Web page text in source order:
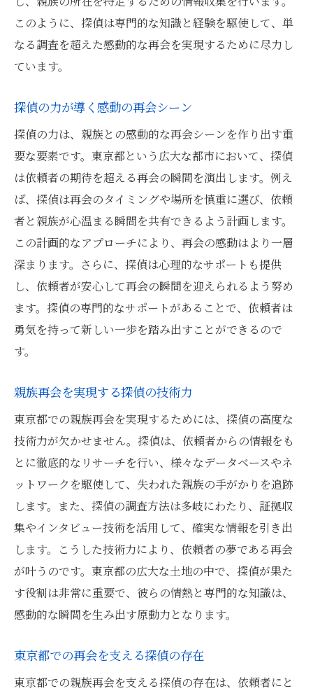
このように、探偵は専門的な知識と経験を駆使して、単
なる調査を超えた感動的な再会を実現するために尽力し
ています。
探偵の力が導く感動の再会シーン
探偵の力は、親族との感動的な再会シーンを作り出す重
要な要素です。東京都という広大な都市において、探偵
は依頼者の期待を超える再会の瞬間を演出します。例え
ば、探偵は再会のタイミングや場所を慎重に選び、依頼
者と親族が心温まる瞬間を共有できるよう計画します。
この計画的なアプローチにより、再会の感動はより一層
深まります。さらに、探偵は心理的なサポートも提供
し、依頼者が安心して再会の瞬間を迎えられるよう努め
ます。探偵の専門的なサポートがあることで、依頼者は
勇気を持って新しい一歩を踏み出すことができるので
す。
親族再会を実現する探偵の技術力
東京都での親族再会を実現するためには、探偵の高度な
技術力が欠かせません。探偵は、依頼者からの情報をも
とに徹底的なリサーチを行い、様々なデータベースやネ
ットワークを駆使して、失われた親族の手がかりを追跡
します。また、探偵の調査方法は多岐にわたり、証拠収
集やインタビュー技術を活用して、確実な情報を引き出
します。こうした技術力により、依頼者の夢である再会
が叶うのです。東京都の広大な土地の中で、探偵が果た
す役割は非常に重要で、彼らの情熱と専門的な知識は、
感動的な瞬間を生み出す原動力となります。
東京都での再会を支える探偵の存在
東京都での親族再会を支える探偵の存在は、依頼者にと